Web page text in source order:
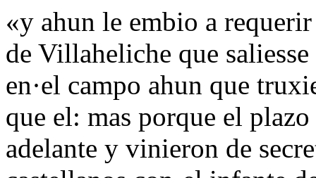
«y ahun le embio a
de Villaheliche que
en·el campo ahun que
que el: mas porque el
adelante y vinieron de